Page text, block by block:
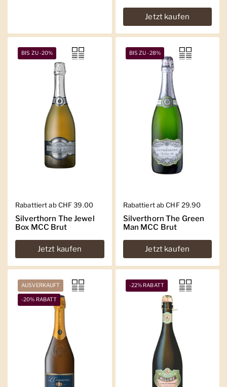
Jetzt kaufen
Regulärer Preis
Rabattiert ab CHF 39.00
Silverthorn The Jewel
Box MCC Brut
Jetzt kaufen
BIS ZU -20%
Regulärer Preis
Rabattiert ab CHF 29.90
Silverthorn The Green
Man MCC Brut
Jetzt kaufen
BIS ZU -28%
AUSVERKAUFT
-20% RABATT
-22% RABATT